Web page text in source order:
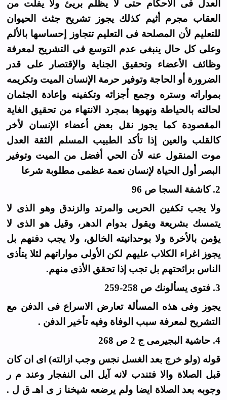
العدل فى الأحكام حتى لا يظلم بريئ ولا يفلت من
العقاب مجرم أثيم كذلك يجوز تشريح جثث الحيوان
للتعليم لأن المصلحة فى التعليم تتجاوز إحساسها بالألم
وعلى كل حال ينبغى عدم التوسع فى التشريح لمعرفة
وظائف الأعضاء وتحقيق الجناية والإقتصار على قدر
الضرورة أو الحاجة وتوفير حرمة الإنسان الميت وتكريمه
بمواراته وستره وجمع أجزائه وتكفينه وإعادة الجثمان
لحالته بالحياطة ونهوها بمجرد الانتهاء من تحقيق الغاية
المقصودة كما يجوز نقل بعض أعضاء الإنسان لأخر
كالقلب والعين إذا تأكد الطبيب المسلم الثقة العدل
موت المنقول عنه لأن الحي أفضل من الميت وتوفير
البصر أول الحياة لإنسان نعمة عظمى مطلوبة شرعا
2. كاشفة السجا ص 96
ولا يجب تكفين الحربى والمرتد والزندق وهو الذى لا
يتمسك بشريعة ويقول بدوام الدهر، وقيل هو الذى لا
يؤمن بالأخرة ولا بوحدانيته الخالق، ولا يجب دفنهم بل
يجوز اغراء الكلاب عليهم لكن الأولى مواراتهم لئلا يتأذى
الناس برائحتهم بل تجب إذا تحقق الأذى منهم.
3. فتوى يسألونك ص 258-259
يجوز وفى هذه المسألة تعارض الاسراع فى الدفن مع
التشريح لمعرفة سبب الوفاة وفيه تأخير الدفن .
4. حاشية البجيرمى ج 2 ص 268
قوله (ولو خرج بعد الغسل نجس وجب ازالته) اى ان كان
قبل الصلاة والا فتندب لانه آيل الى النفجار وعند م ر
وجوبه بعد الصلاة ايضا ولم يرضعه شيخنا ز ى اهـ ق ل .